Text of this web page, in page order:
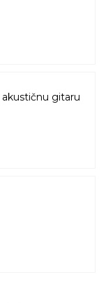
akustičnu gitaru